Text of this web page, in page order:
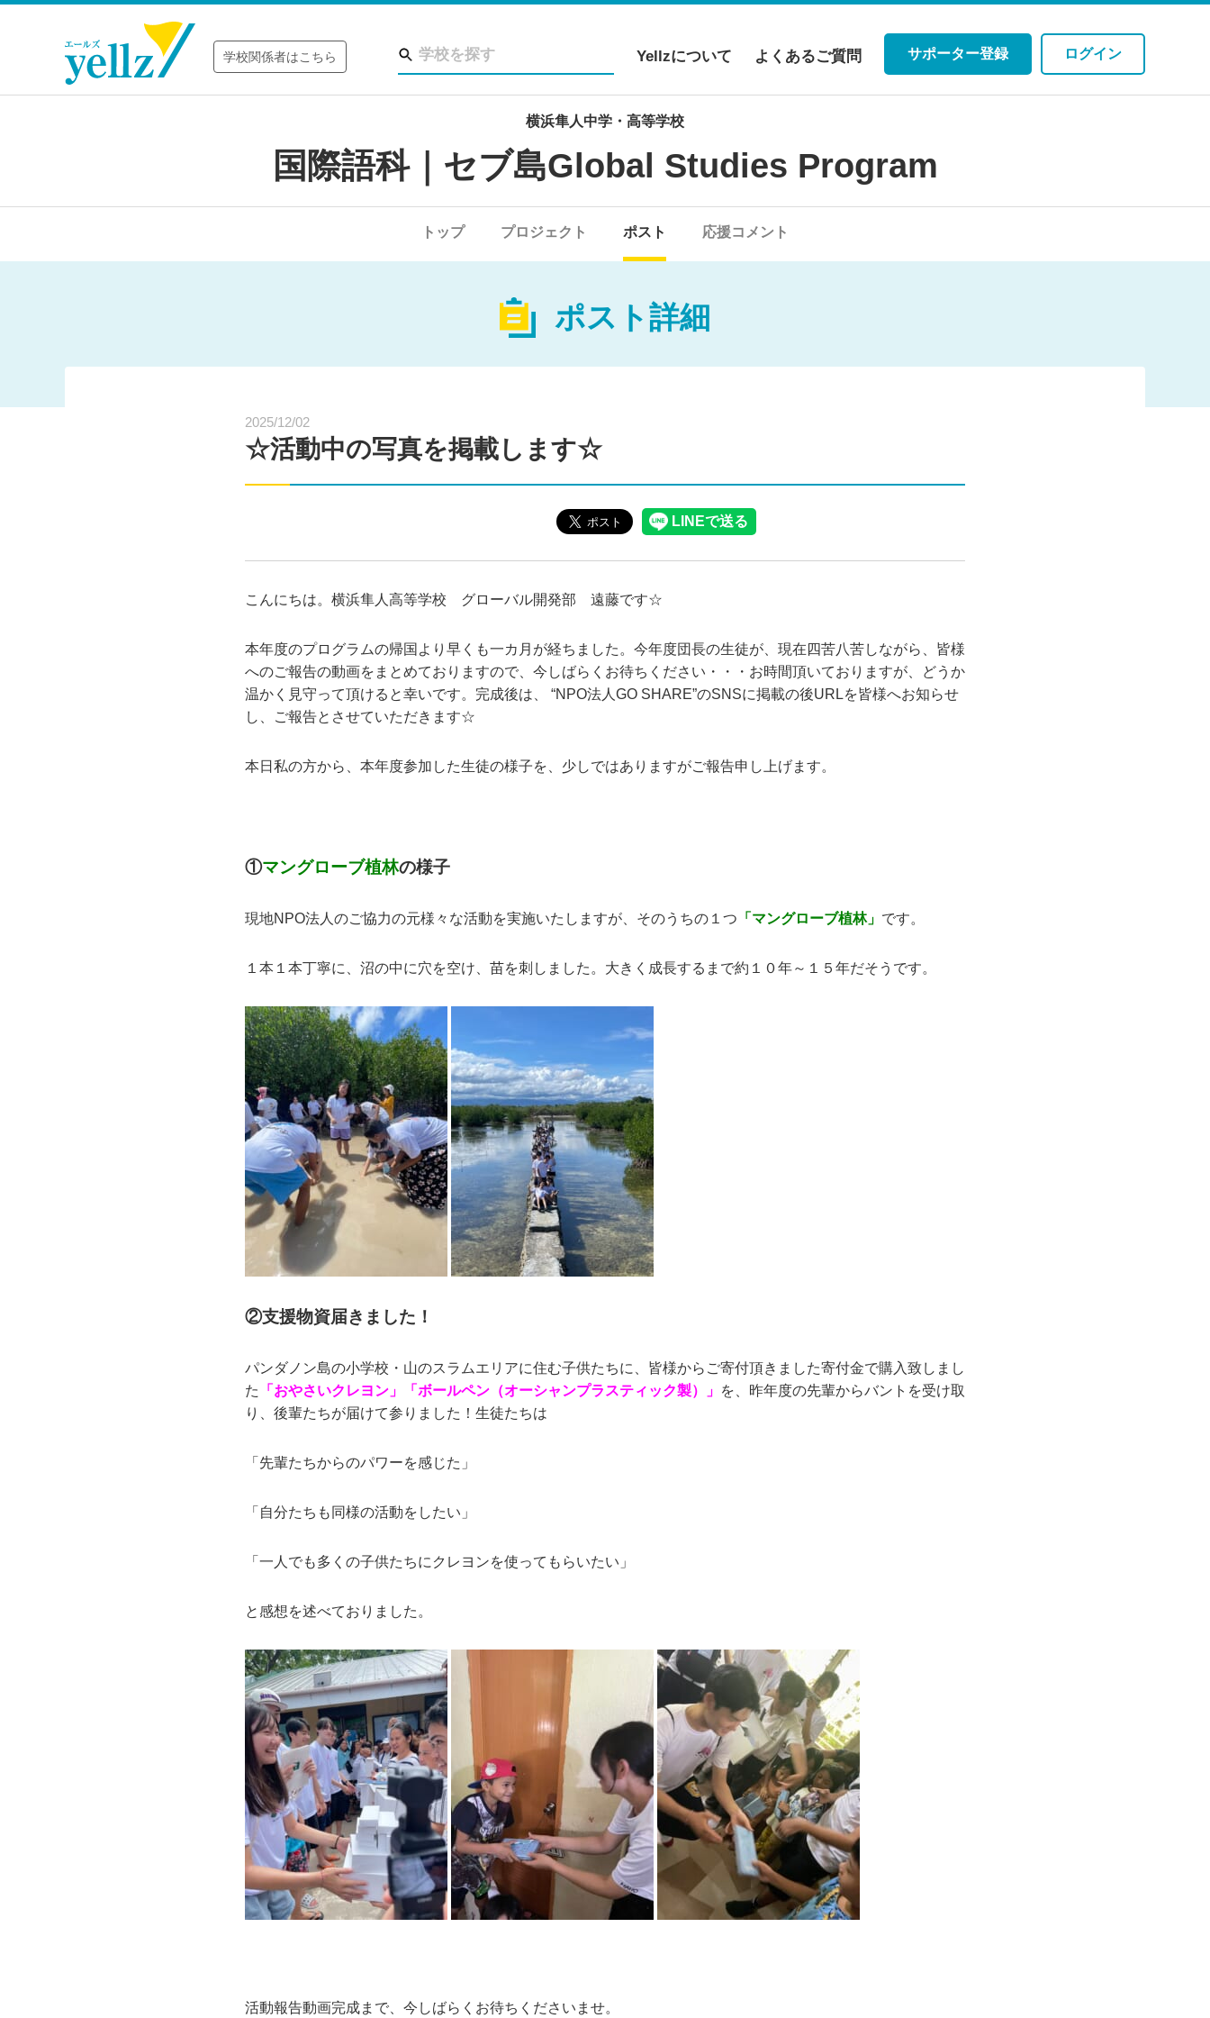
学校関係者はこちら Yellzについて よくあるご質問 サポーター登録 ログイン
横浜隼人中学・高等学校
国際語科｜セブ島Global Studies Program
トップ プロジェクト ポスト 応援コメント
ポスト詳細
2025/12/02
☆活動中の写真を掲載します☆
こんにちは。横浜隼人高等学校 グローバル開発部 遠藤です☆
本年度のプログラムの帰国より早くも一カ月が経ちました。今年度団長の生徒が、現在四苦八苦しながら、皆様
へのご報告の動画をまとめておりますので、今しばらくお待ちください・・・お時間頂いておりますが、どうか
温かく見守って頂けると幸いです。完成後は、 “NPO法人GO SHARE”のSNSに掲載の後URLを皆様へお知らせ
し、ご報告とさせていただきます☆
本日私の方から、本年度参加した生徒の様子を、少しではありますがご報告申し上げます。
①マングローブ植林の様子
現地NPO法人のご協力の元様々な活動を実施いたしますが、そのうちの１つ 「マングローブ植林」 です。
１本１本丁寧に、沼の中に穴を空け、苗を刺しました。大きく成長するまで約１０年～１５年だそうです。
②支援物資届きました！
パンダノン島の小学校・山のスラムエリアに住む子供たちに、皆様からご寄付頂きました寄付金で購入致しまし
た
「おやさいクレヨン」「ボールペン（オーシャンプラスティック製）」 を、昨年度の先輩からバントを受け取
り、後輩たちが届けて参りました！生徒たちは
「先輩たちからのパワーを感じた」
「自分たちも同様の活動をしたい」
「一人でも多くの子供たちにクレヨンを使ってもらいたい」
と感想を述べておりました。
活動報告動画完成まで、今しばらくお待ちくださいませ。